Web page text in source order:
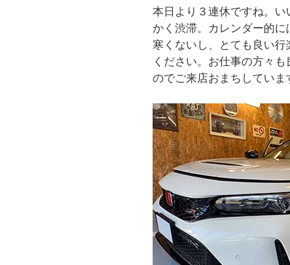
本日より３連休ですね。
かく渋滞。カレンダー的
寒くないし、とても良い
ください。お仕事の方々
のでご来店おまちしていま